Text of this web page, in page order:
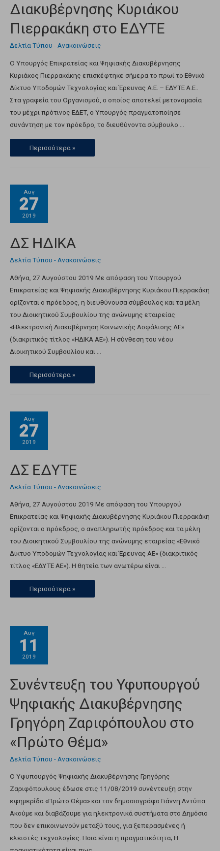
Διακυβέρνησης Κυριάκου
Πιερρακάκη στο ΕΔΥΤΕ
Δελτία Τύπου - Ανακοινώσεις
Ο Υπουργός Επικρατείας και Ψηφιακής Διακυβέρνησης
Κυριάκος Πιερρακάκης επισκέφτηκε σήμερα το πρωί το Εθνικό
Δίκτυο Υποδομών Τεχνολογίας και Έρευνας Α.Ε. – ΕΔΥΤΕ Α.Ε..
Στα γραφεία του Οργανισμού, ο οποίος αποτελεί μετονομασία
του μέχρι πρότινος ΕΔΕΤ, ο Υπουργός πραγματοποίησε
συνάντηση με τον πρόεδρο, το διευθύνοντα σύμβουλο …
Περισσότερα »
Αυγ
27
2019
ΔΣ ΗΔΙΚΑ
Δελτία Τύπου - Ανακοινώσεις
Αθήνα, 27 Αυγούστου 2019 Με απόφαση του Υπουργού
Επικρατείας και Ψηφιακής Διακυβέρνησης Κυριάκου Πιερρακάκη
ορίζονται ο πρόεδρος, η διευθύνουσα σύμβουλος και τα μέλη
του Διοικητικού Συμβουλίου της ανώνυμης εταιρείας
«Ηλεκτρονική Διακυβέρνηση Κοινωνικής Ασφάλισης ΑΕ»
(διακριτικός τίτλος «ΗΔΙΚΑ ΑΕ»). Η σύνθεση του νέου
Διοικητικού Συμβουλίου και …
Περισσότερα »
Αυγ
27
2019
ΔΣ ΕΔΥΤΕ
Δελτία Τύπου - Ανακοινώσεις
Αθήνα, 27 Αυγούστου 2019 Με απόφαση του Υπουργού
Επικρατείας και Ψηφιακής Διακυβέρνησης Κυριάκου Πιερρακάκη
ορίζονται ο πρόεδρος, ο αναπληρωτής πρόεδρος και τα μέλη
του Διοικητικού Συμβουλίου της ανώνυμης εταιρείας «Εθνικό
Δίκτυο Υποδομών Τεχνολογίας και Έρευνας ΑΕ» (διακριτικός
τίτλος «ΕΔΥΤΕ ΑΕ»). Η θητεία των ανωτέρω είναι …
Περισσότερα »
Αυγ
11
2019
Συνέντευξη του Υφυπουργού
Ψηφιακής Διακυβέρνησης
Γρηγόρη Ζαριφόπουλου στο
«Πρώτο Θέμα»
Δελτία Τύπου - Ανακοινώσεις
Ο Υφυπουργός Ψηφιακής Διακυβέρνησης Γρηγόρης
Ζαριφόπουλους έδωσε στις 11/08/2019 συνέντευξη στην
εφημερίδα «Πρώτο Θέμα» και τον δημοσιογράφο Γιάννη Αντύπα.
Ακούμε και διαβάζουμε για ηλεκτρονικά συστήματα στο Δημόσιο
που δεν επικοινωνούν μεταξύ τους, για ξεπερασμένες ή
κλειστές τεχνολογίες. Ποια είναι η πραγματικότητα; Η